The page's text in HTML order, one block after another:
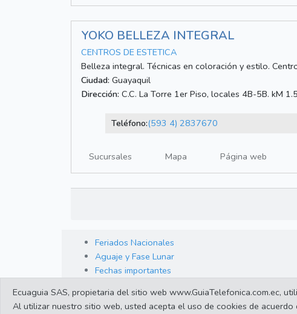
YOKO BELLEZA INTEGRAL
CENTROS DE ESTETICA
Belleza integral. Técnicas en coloración y estilo.
Ciudad: Guayaquil
Dirección: C.C. La Torre 1er Piso, locales 4B-5B. kM
Teléfono:(593 4) 2837670
Sucursales Mapa Página web
Feriados Nacionales
Aguaje y Fase Lunar
Fechas importantes
Ecuaguia SAS, propietaria del sitio web www.GuiaTelefonica.com.ec,
Al utilizar nuestro sitio web, usted acepta el uso de cookies de acuerdo